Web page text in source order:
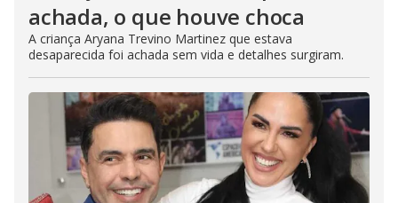
achada, o que houve choca
A criança Aryana Trevino Martinez que estava
desaparecida foi achada sem vida e detalhes surgiram.